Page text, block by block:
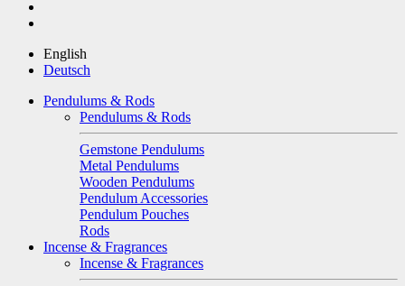
English
Deutsch
Pendulums & Rods
Pendulums & Rods
Gemstone Pendulums
Metal Pendulums
Wooden Pendulums
Pendulum Accessories
Pendulum Pouches
Rods
Incense & Fragrances
Incense & Fragrances